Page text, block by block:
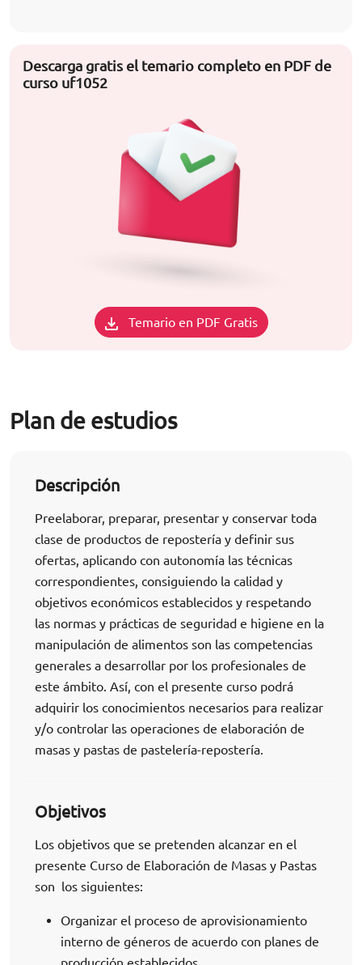
Descarga gratis el temario completo en PDF de
curso uf1052
Temario en PDF Gratis
Plan de estudios
Descripción
Preelaborar, preparar, presentar y conservar toda
clase de productos de repostería y definir sus
ofertas, aplicando con autonomía las técnicas
correspondientes, consiguiendo la calidad y
objetivos económicos establecidos y respetando
las normas y prácticas de seguridad e higiene en la
manipulación de alimentos son las competencias
generales a desarrollar por los profesionales de
este ámbito. Así, con el presente curso podrá
adquirir los conocimientos necesarios para realizar
y/o controlar las operaciones de elaboración de
masas y pastas de pastelería-repostería.
Objetivos
Los objetivos que se pretenden alcanzar en el
presente Curso de Elaboración de Masas y Pastas
son los siguientes:
Organizar el proceso de aprovisionamiento
interno de géneros de acuerdo con planes de